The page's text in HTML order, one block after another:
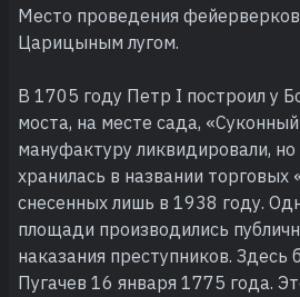
Место проведения
Царицыным лугом.
В 1705 году Петр I построил у
моста, на месте сада,
мануфактуру ликвидировали,
хранилась в названии торговых
снесенных лишь в 1938 году.
площади производились
наказания преступников. Здесь
Пугачев 16 января 1775 года.